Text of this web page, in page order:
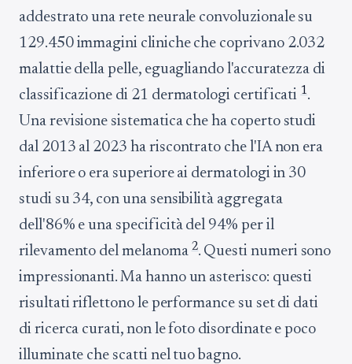
addestrato una rete neurale convoluzionale su
129.450 immagini cliniche che coprivano 2.032
malattie della pelle, eguagliando l'accuratezza di
classificazione di 21 dermatologi certificati1.
Una revisione sistematica che ha coperto studi
dal 2013 al 2023 ha riscontrato che l'IA non era
inferiore o era superiore ai dermatologi in 30
studi su 34, con una sensibilità aggregata
dell'86% e una specificità del 94% per il
rilevamento del melanoma 2. Questi numeri sono
impressionanti. Ma hanno un asterisco: questi
risultati riflettono le performance su set di dati
di ricerca curati, non le foto disordinate e poco
illuminate che scatti nel tuo bagno.